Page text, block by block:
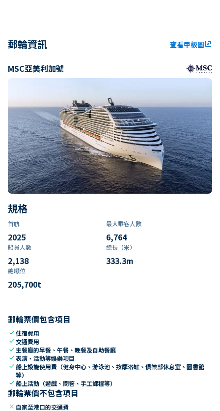
郵輪資訊 查看甲板圖ungroup
MSC亞美利加號
規格
首航
2025
最大乘客人數
6,764
船員人數
2,138
總長（米）
333.3m
總噸位
205,700t
郵輪票價包含項目
check住宿費用
check 交通費用
check 主餐廳的早餐、午餐、晚餐及自助餐廳
check表演、活動等娛樂項目
check船上設施使用費（健身中心、游泳池、按摩浴缸、俱樂部休息室、圖書館
等）
check船上活動（遊戲、問答、手工課程等）
郵輪票價不包含項目
close 自家至港口的交通費